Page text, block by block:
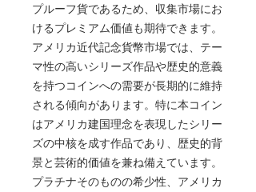
プルーフ貨であるため、収集市場にお
けるプレミアム価値も期待できます。
アメリカ近代記念貨幣市場では、テー
マ性の高いシリーズ作品や歴史的意義
を持つコインへの需要が長期的に維持
される傾向があります。特に本コイン
はアメリカ建国理念を表現したシリー
ズの中核を成す作品であり、歴史的背
景と芸術的価値を兼ね備えています。
プラチナそのものの希少性、アメリカ